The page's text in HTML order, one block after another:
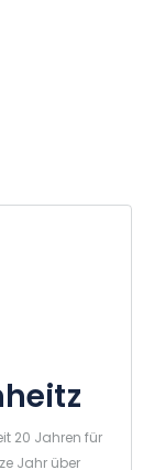
20 Jahren für
Jahr über